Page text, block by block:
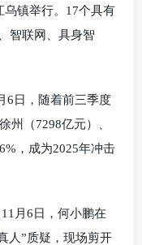
乌镇举行。17个具有
智联网、具身智
6日，随着前三季度
州（7298亿元）、
，成为2025年冲击
月6日，何小鹏在
人”质疑，现场剪开